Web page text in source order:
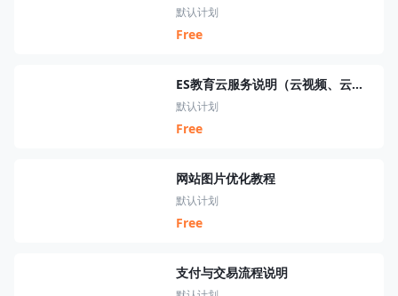
默认计划
Free
ES教育云服务说明（云视频、云短信、云资源、云搜索、云直播）
默认计划
Free
网站图片优化教程
默认计划
Free
支付与交易流程说明